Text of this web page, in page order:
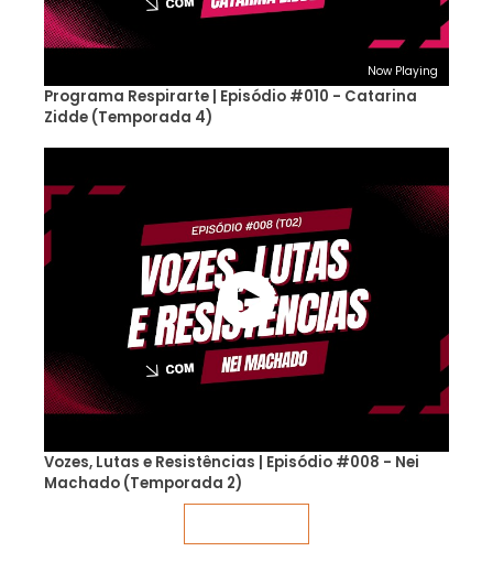
Now Playing
Programa Respirarte | Episódio #010 - Catarina
Zidde (Temporada 4)
Vozes, Lutas e Resistências | Episódio #008 - Nei
Machado (Temporada 2)